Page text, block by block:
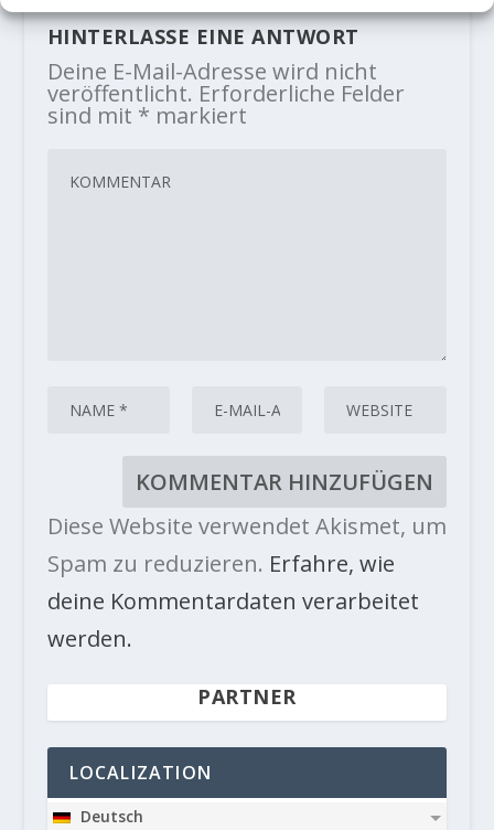
HINTERLASSE EINE ANTWORT
Deine E-Mail-Adresse wird nicht
veröffentlicht. Erforderliche Felder
sind mit * markiert
Diese Website verwendet Akismet, um
Spam zu reduzieren. Erfahre, wie
deine Kommentardaten verarbeitet
werden.
PARTNER
LOCALIZATION
Deutsch